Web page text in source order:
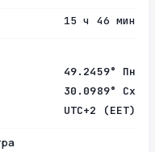
15 ч 46 мин
49.2459° Пн
30.0989° Сх
UTC+2 (EET)